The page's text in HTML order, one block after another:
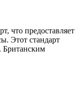
что предоставляет
Этот стандарт
Британским